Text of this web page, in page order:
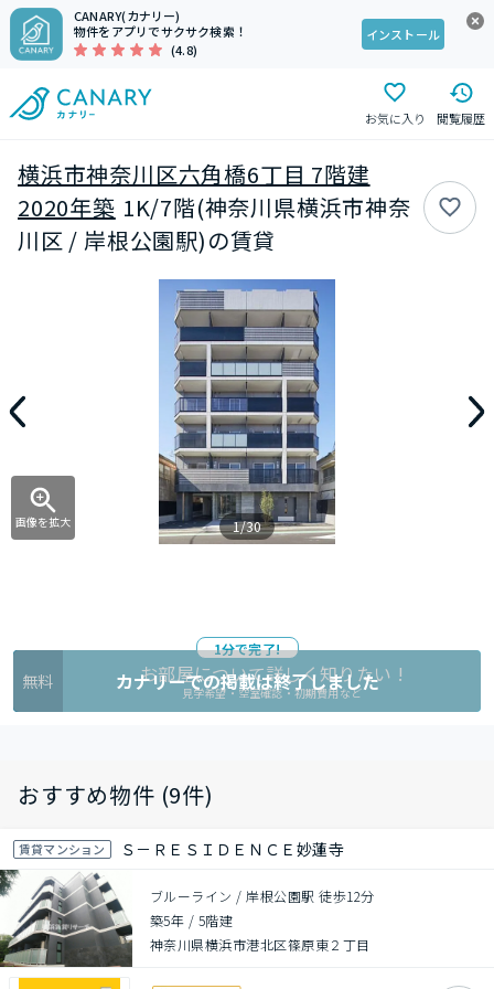
CANARY(カナリー)
物件をアプリでサクサク検索！
(4.8)
インストール
お気に入り 閲覧履歴
横浜市神奈川区六角橋6丁目 7階建
2020年築 1K/7階(神奈川県横浜市神奈
川区 / 岸根公園駅)の賃貸
画像を拡大 1/30
1分で完了!
無料 お部屋について詳しく知りたい !
見学希望・空室確認・初期費用など
カナリーでの掲載は終了しました
おすすめ物件 (9件)
賃貸マンション Ｓ－ＲＥＳＩＤＥＮＣＥ妙蓮寺
ブルーライン / 岸根公園駅 徒歩12分
築5年 / 5階建
神奈川県横浜市港北区篠原東２丁目